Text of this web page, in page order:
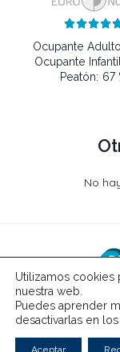

Ocupante
Ocupante
Peatón: 67
No
Utilizamos cookies
nuestra web.
Puedes aprender
desactivarlas en los
Aceptar